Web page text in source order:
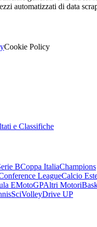
automatizzati di data
Cookie Policy
e Classifiche
BCoppa ItaliaChampions
LeagueCalcio
EMotoGPAltri Motori
SciVolleyDrive UP